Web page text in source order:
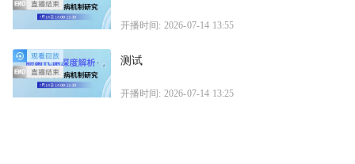
开播时间: 2026-07-14 13:55
测试
开播时间: 2026-07-14 13:25